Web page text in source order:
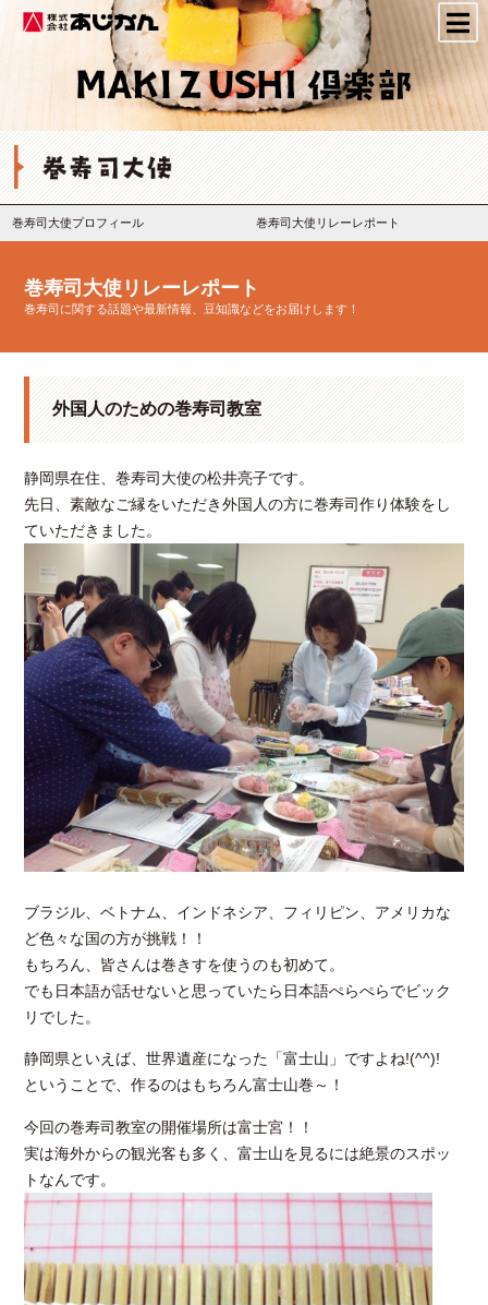
株式会社あじかん
巻寿司大使プロフィール 巻寿司大使リレーレポート
巻寿司大使リレーレポート
巻寿司に関する話題や最新情報、豆知識などをお届けします！
外国人のための巻寿司教室
静岡県在住、巻寿司大使の松井亮子です。
先日、素敵なご縁をいただき外国人の方に巻寿司作り体験をし
ていただきました。
ブラジル、ベトナム、インドネシア、フィリピン、アメリカな
ど色々な国の方が挑戦！！
もちろん、皆さんは巻きすを使うのも初めて。
でも日本語が話せないと思っていたら日本語ぺらぺらでビック
リでした。
静岡県といえば、世界遺産になった「富士山」ですよね!(^^)!
ということで、作るのはもちろん富士山巻～！
今回の巻寿司教室の開催場所は富士宮！！
実は海外からの観光客も多く、富士山を見るには絶景のスポッ
トなんです。